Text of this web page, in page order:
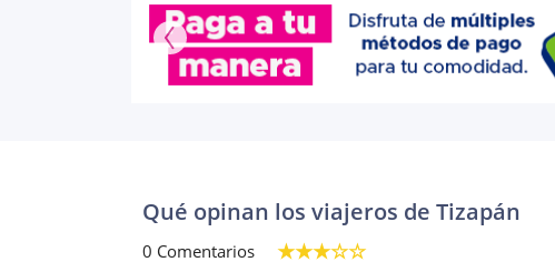
Qué opinan los viajeros de Tizapán
0 Comentarios